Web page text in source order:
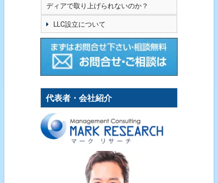
ディアで取り上げられないのか？
LLC設立について
代表者・会社紹介